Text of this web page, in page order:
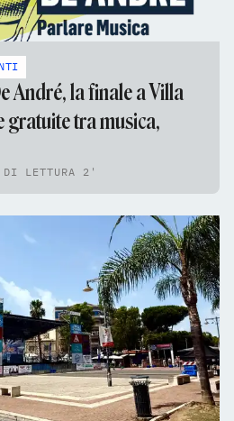
André, la finale a Villa
gratuite tra musica,
LETTURA 2'